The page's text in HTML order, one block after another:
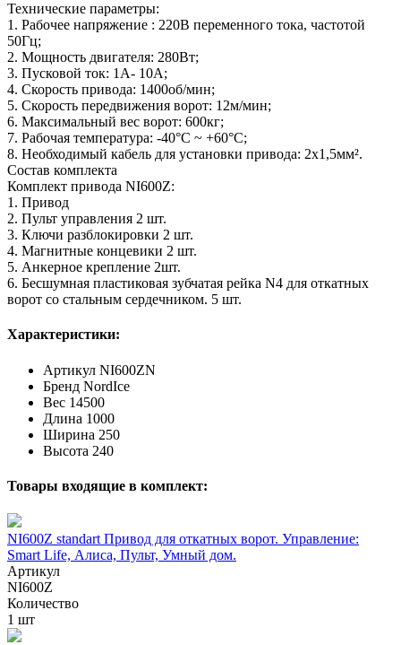
Технические параметры:
1. Рабочее напряжение : 220В переменного тока, частотой
50Гц;
2. Мощность двигателя: 280Вт;
3. Пусковой ток: 1А- 10А;
4. Скорость привода: 1400об/мин;
5. Скорость передвижения ворот: 12м/мин;
6. Максимальный вес ворот: 600кг;
7. Рабочая температура: -40°С ~ +60°C;
8. Необходимый кабель для установки привода: 2х1,5мм².
Состав комплекта
Комплект привода NI600Z:
1. Привод
2. Пульт управления 2 шт.
3. Ключи разблокировки 2 шт.
4. Магнитные концевики 2 шт.
5. Анкерное крепление 2шт.
6. Бесшумная пластиковая зубчатая рейка N4 для откатных
ворот со стальным сердечником. 5 шт.
Характеристики:
Артикул NI600ZN
Бренд NordIce
Вес 14500
Длина 1000
Ширина 250
Высота 240
Товары входящие в комплект:
NI600Z standart Привод для откатных ворот. Управление:
Smart Life, Алиса, Пульт, Умный дом.
Артикул
NI600Z
Количество
1 шт